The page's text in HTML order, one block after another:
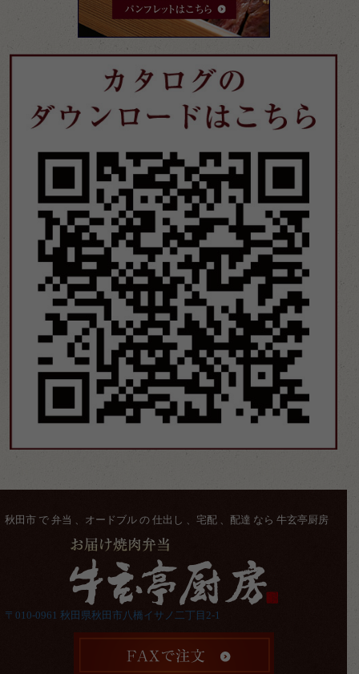
秋田市 で 弁当 、オードブル の 仕出し 、宅配 、配達 なら 牛玄亭厨房
〒010-0961 秋田県秋田市八橋イサノ二丁目2-1